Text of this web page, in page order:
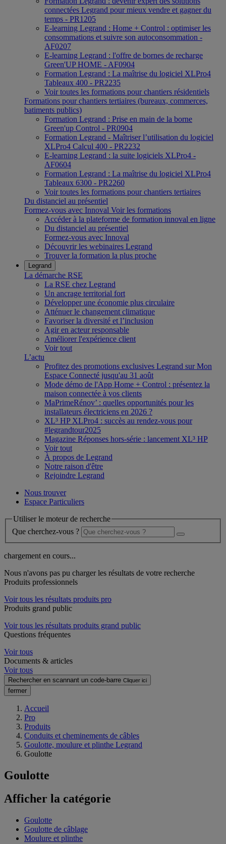
connectées Legrand pour mieux vendre et gagner du
temps - PR1205
E-learning Legrand : Home + Control : optimiser les
consommations et suivre son autoconsommation -
AF0207
E-learning Legrand : l'offre de bornes de recharge
Green'UP HOME - AF0904
Formation Legrand : La maîtrise du logiciel XLPro4
Tableaux 400 - PR2235
Voir toutes les formations pour chantiers résidentiels
Formations pour chantiers tertiaires (bureaux, commerces,
batiments publics)
Formation Legrand : Prise en main de la borne
Green'up Control - PR0904
Formation Legrand - Maîtriser l’utilisation du logiciel
XLPro4 Calcul 400 - PR2232
E-learning Legrand : la suite logiciels XLPro4 -
AF0604
Formation Legrand : La maîtrise du logiciel XLPro4
Tableaux 6300 - PR2260
Voir toutes les formations pour chantiers tertiaires
Du distanciel au présentiel
Formez-vous avec Innoval Voir les formations
Accéder à la plateforme de formation innoval en ligne
Du distanciel au présentiel
Formez-vous avec Innoval
Découvrir les webinaires Legrand
Trouver la formation la plus proche
Legrand
La démarche RSE
La RSE chez Legrand
Un ancrage territorial fort
Développer une économie plus circulaire
Atténuer le changement climatique
Favoriser la diversité et l’inclusion
Agir en acteur responsable
Améliorer l'expérience client
Voir tout
L’actu
Profitez des promotions exclusives Legrand sur Mon
Espace Connecté jusqu'au 31 août
Mode démo de l'App Home + Control : présentez la
maison connectée à vos clients
MaPrimeRénov’ : quelles opportunités pour les
installateurs électriciens en 2026 ?
XL³ HP XLPro4 : succès au rendez-vous pour
#legrandtour2025
Magazine Réponses hors-série : lancement XL³ HP
Voir tout
À propos de Legrand
Notre raison d'être
Rejoindre Legrand
Nous trouver
Espace Particuliers
Utiliser le moteur de recherche
Que cherchez-vous ?
chargement en cours...
Nous n'avons pas pu charger les résultats de votre recherche
Produits professionnels
Voir tous les résultats produits pro
Produits grand public
Voir tous les résultats produits grand public
Questions fréquentes
Voir tous
Documents & articles
Voir tous
Rechercher en scannant un code-barre Cliquer ici
fermer
Accueil
Pro
Produits
Conduits et cheminements de câbles
Goulotte, moulure et plinthe Legrand
Goulotte
Goulotte
Afficher la catégorie
Goulotte
Goulotte de câblage
Moulure et plinthe